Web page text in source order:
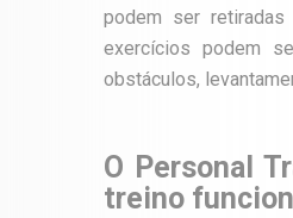
podem ser
exercícios podem
obstáculos,
O Personal
treino